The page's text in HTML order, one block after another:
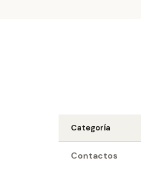
Categoría
Contactos